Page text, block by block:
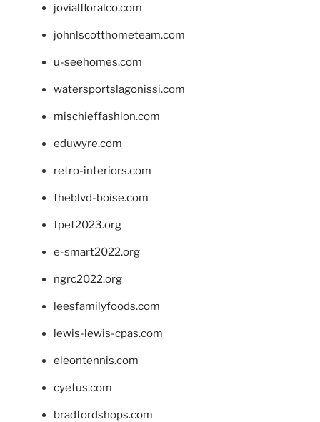
jovialfloralco.com
johnlscotthometeam.com
u-seehomes.com
watersportslagonissi.com
mischieffashion.com
eduwyre.com
retro-interiors.com
theblvd-boise.com
fpet2023.org
e-smart2022.org
ngrc2022.org
leesfamilyfoods.com
lewis-lewis-cpas.com
eleontennis.com
cyetus.com
bradfordshops.com